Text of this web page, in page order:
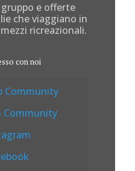
e offerte
che viaggiano in
ricreazionali.
con noi
Community
Community